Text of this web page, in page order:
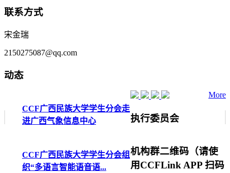
联系方式
宋金瑞
2150275087@qq.com
动态
More
CCF广西民族大学学生分会走
进广西气象信息中心
CCF广西民族大学学生分会组
织“多语言智能语音语...
执行委员会
机构群二维码（请使
用CCFLink APP 扫码